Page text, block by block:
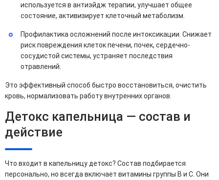
используется в антиэйдж терапии, улучшает общее
состояние, активизирует клеточный метаболизм.
Профилактика осложнений после интоксикации. Снижает
риск повреждения клеток печени, почек, сердечно-
сосудистой системы, устраняет последствия
отравлений.
Это эффективный способ быстро восстановиться, очистить
кровь, нормализовать работу внутренних органов.
Детокс капельница — состав и
действие
Что входит в капельницу детокс? Состав подбирается
персонально, но всегда включает витамины группы B и C. Они